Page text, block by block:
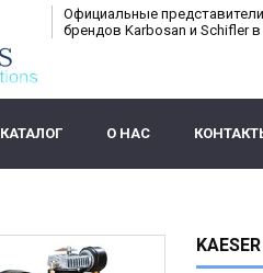
Официальные представители
брендов Karbosan и Schifler
КАТАЛОГ О НАС